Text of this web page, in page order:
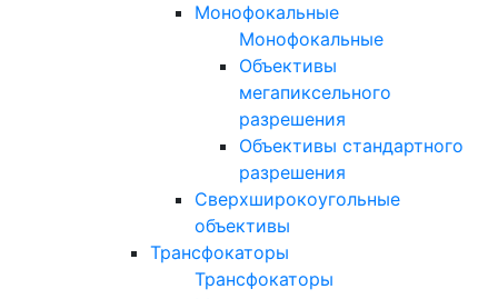
Монофокальные
Монофокальные
Объективы
мегапиксельного
разрешения
Объективы стандартного
разрешения
Сверхширокоугольные
объективы
Трансфокаторы
Трансфокаторы